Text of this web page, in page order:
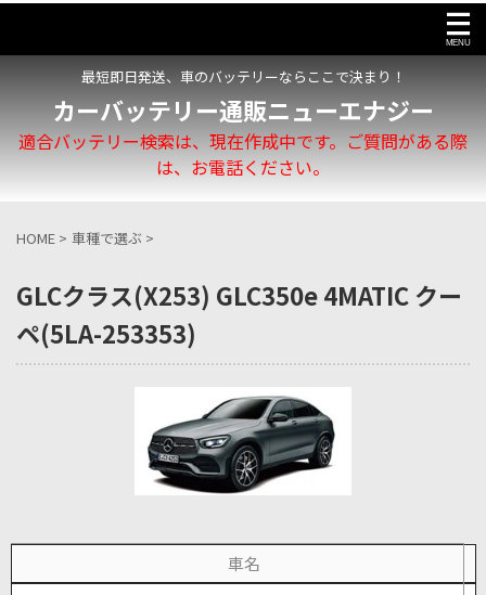
最短即日発送、車のバッテリーならここで決まり！
カーバッテリー通販ニューエナジー
適合バッテリー検索は、現在作成中です。ご質問がある際
は、お電話ください。
HOME > 車種で選ぶ >
GLCクラス(X253) GLC350e 4MATIC クー
ペ(5LA-253353)
車名